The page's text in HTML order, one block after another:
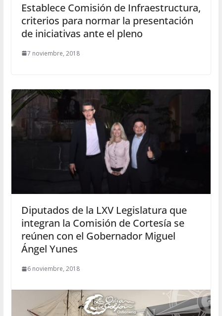
Establece Comisión de Infraestructura,
criterios para normar la presentación
de iniciativas ante el pleno
7 noviembre, 2018
Diputados de la LXV Legislatura que
integran la Comisión de Cortesía se
reúnen con el Gobernador Miguel
Ángel Yunes
6 noviembre, 2018